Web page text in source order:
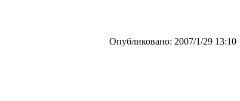
Опубликовано: 2007/1/29 13:10